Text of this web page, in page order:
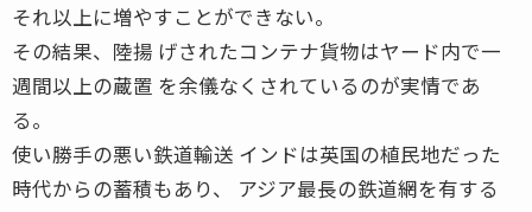
それ以上に増やすことができない。
その結果、陸揚 げされたコンテナ貨物はヤード内で一
週間以上の蔵置 を余儀なくされているのが実情であ
る。
使い勝手の悪い鉄道輸送 インドは英国の植民地だった
時代からの蓄積もあり、 アジア最長の鉄道網を有する